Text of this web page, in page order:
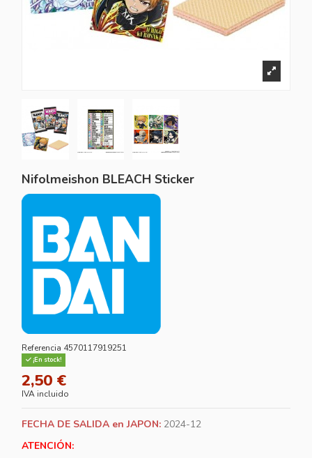
Nifolmeishon BLEACH Sticker
Referencia 4570117919251
¡En stock!
2,50 €
IVA incluido
FECHA DE SALIDA en JAPON: 2024-12
ATENCIÓN: